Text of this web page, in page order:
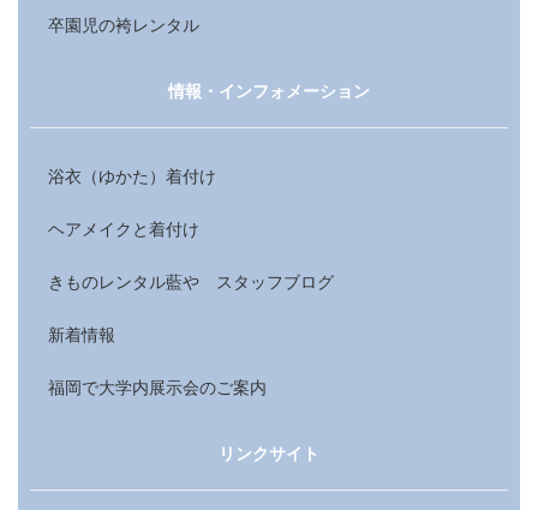
卒園児の袴レンタル
情報・インフォメーション
浴衣（ゆかた）着付け
ヘアメイクと着付け
きものレンタル藍や スタッフブログ
新着情報
福岡で大学内展示会のご案内
リンクサイト